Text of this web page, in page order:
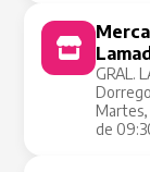
GRAL.
Martes,
de